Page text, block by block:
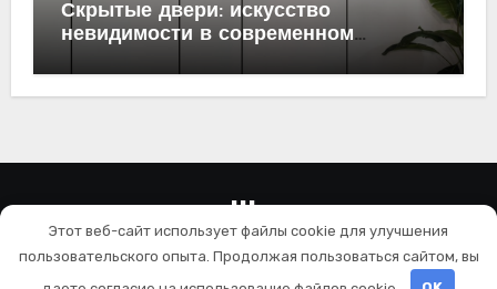
Скрытые двери: искусство
невидимости в современном
wallls.ru
Ремонт и отделка
Этот веб-сайт использует файлы cookie для улучшения
пользовательского опыта. Продолжая пользоваться сайтом, вы